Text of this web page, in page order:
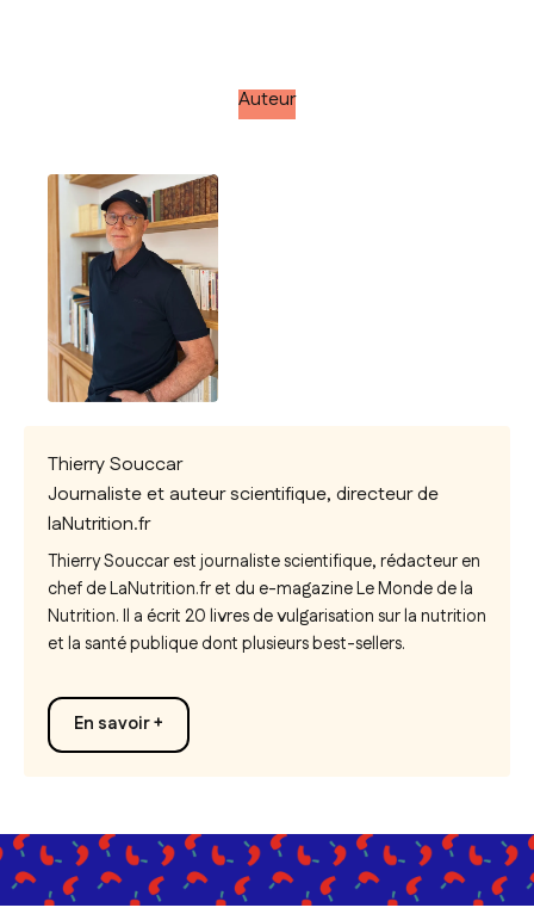
Auteur
Thierry Souccar
Journaliste et auteur scientifique, directeur de
laNutrition.fr
Thierry Souccar est journaliste scientifique, rédacteur en
chef de LaNutrition.fr et du e-magazineLe Monde de la
Nutrition. Il a écrit 20 livres de vulgarisation sur la nutrition
et la santé publique dont plusieurs best-sellers.
En savoir +